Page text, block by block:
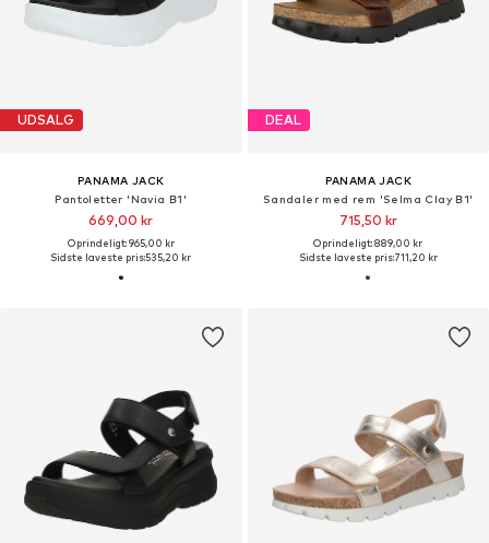
UDSALG
PANAMA JACK
Pantoletter 'Navia B1'
669,00 kr
Oprindeligt: 965,00 kr
Sidste laveste pris:535,20 kr
DEAL
PANAMA JACK
Sandaler med rem 'Selma Clay B1'
715,50 kr
Oprindeligt: 889,00 kr
Sidste laveste pris:711,20 kr